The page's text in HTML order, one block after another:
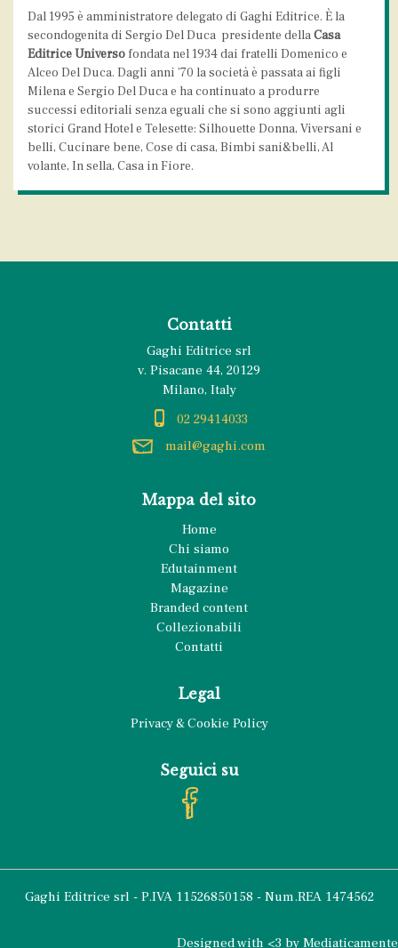
Dal 1995 è amministratore delegato di Gaghi Editrice. È la
secondogenita di Sergio Del Duca presidente dellaCasa
Editrice Universo fondata nel 1934 dai fratelli Domenico e
Alceo Del Duca. Dagli anni ’70 la società è passata ai figli
Milena e Sergio Del Duca e ha continuato a produrre
successi editoriali senza eguali che si sono aggiunti agli
storici Grand Hotel e Telesette: Silhouette Donna, Viversani e
belli, Cucinare bene, Cose di casa, Bimbi sani&belli, Al
volante, In sella, Casa in Fiore.
Contatti
Gaghi Editrice srl
v. Pisacane 44, 20129
Milano, Italy
02 29414033
mail@gaghi.com
Mappa del sito
Home
Chi siamo
Edutainment
Magazine
Branded content
Collezionabili
Contatti
Legal
Privacy&Cookie Policy
Seguici su
facebook
Gaghi Editrice srl - P.IVA 11526850158 - Num.REA 1474562
Designed with <3 by Mediaticamente